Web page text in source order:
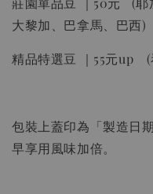
大黎加、巴拿馬、巴西)
精品特選豆 ｜55元up (
包裝上蓋印為「製造日
早享用風味加倍。